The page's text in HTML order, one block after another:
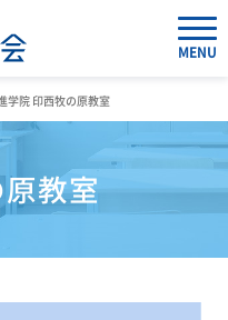
MENU
学院 印西牧の原教室
教室